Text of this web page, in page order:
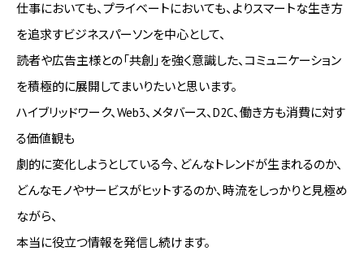
仕事においても、プライベートにおいても、よりスマートな生き方
を追求すビジネスパーソンを中心として、
読者や広告主様との「共創」を強く意識した、コミュニケーション
を積極的に展開してまいりたいと思います。
ハイブリッドワーク、Web3、メタバース、D2C、働き方も消費に対す
る価値観も
劇的に変化しようとしている今、どんなトレンドが生まれるのか、
どんなモノやサービスがヒットするのか、時流をしっかりと見極め
ながら、
本当に役立つ情報を発信し続けます。